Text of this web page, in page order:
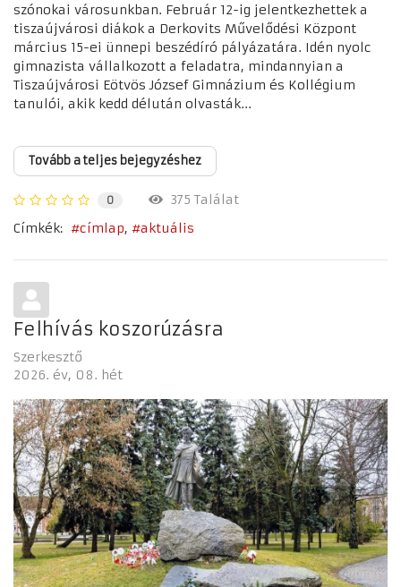
szónokai városunkban. Február 12-ig jelentkezhettek a
tiszaújvárosi diákok a Derkovits Művelődési Központ
március 15-ei ünnepi beszédíró pályázatára. Idén nyolc
gimnazista vállalkozott a feladatra, mindannyian a
Tiszaújvárosi Eötvös József Gimnázium és Kollégium
tanulói, akik kedd délután olvasták...
Tovább a teljes bejegyzéshez
0
375 Találat
Címkék:
címlap aktuális
Felhívás koszorúzásra
Szerkesztő
2026. év 08. hét